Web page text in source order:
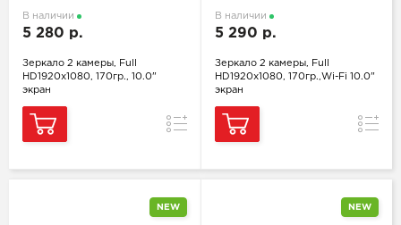
В наличии
5 280 р.
Зеркало 2 камеры, Full
HD1920x1080, 170гр., 10.0"
экран
Сравнение
В наличии
5 290 р.
Зеркало 2 камеры, Full
HD1920x1080, 170гр.,Wi-Fi 10.0"
экран
NEW NEW